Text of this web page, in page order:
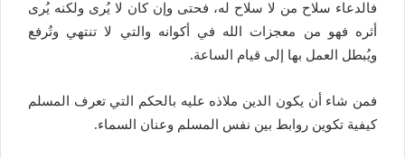
فالدعاء سلاح من لا سلاح له، فحتى وإن كان لا يُرى ولكنه يُرى
أثره فهو من معجزات الله في أكوانه والتي لا تنتهي وتُرفع
ويُبطل العمل بها إلى قيام الساعة.
فمن شاء أن يكون الدين ملاذه عليه بالحكم التي تعرف المسلم
كيفية تكوين روابط بين نفس المسلم وعنان السماء.